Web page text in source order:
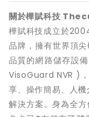
關於樺賦科技
樺賦科技成立於
品牌，擁有世界頂
品質的網路儲存設
VisoGuard NVR )
享、操作簡易、人
解決方案。身為全